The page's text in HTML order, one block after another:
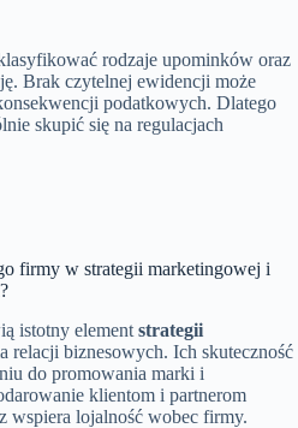
rodzaje upominków oraz
Brak czytelnej ewidencji może
podatkowych. Dlatego
skupić się na regulacjach
firmy w strategii marketingowej i
istotny element strategii
relacji biznesowych. Ich skuteczność
do promowania marki i
klientom i partnerom
wspiera lojalność wobec firmy.